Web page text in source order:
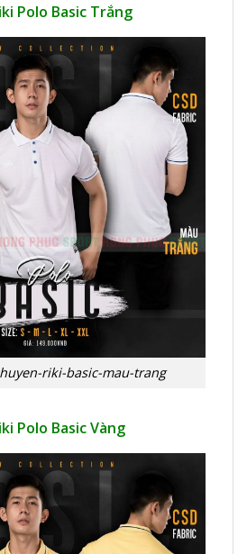
Polo Basic Trắng
riki-basic-mau-trang
Polo Basic Vàng